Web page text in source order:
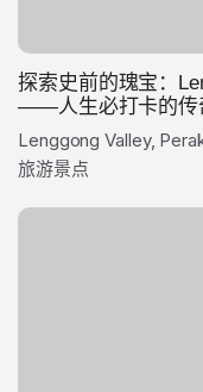
探索史前的瑰宝：
——人生必打卡的传
Lenggong Valley,
旅游景点